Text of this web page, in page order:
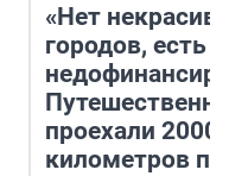
«Нет
городов, есть
проехали 2000
километров по